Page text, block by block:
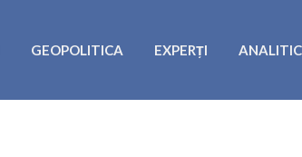
GEOPOLITICA EXPERȚI